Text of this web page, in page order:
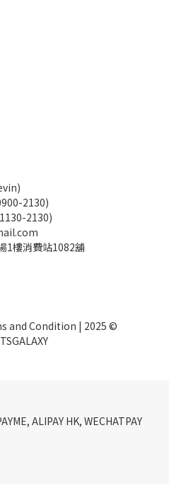
2130)
2130)
1樓消費站1082舖
and Condition | 2025 ©
ALIPAY HK, WECHATPAY